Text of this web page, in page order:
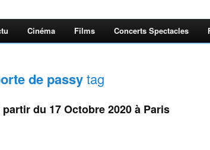
Cinéma Films Concerts Spectacles
de passytag
du 17 Octobre 2020 à Paris